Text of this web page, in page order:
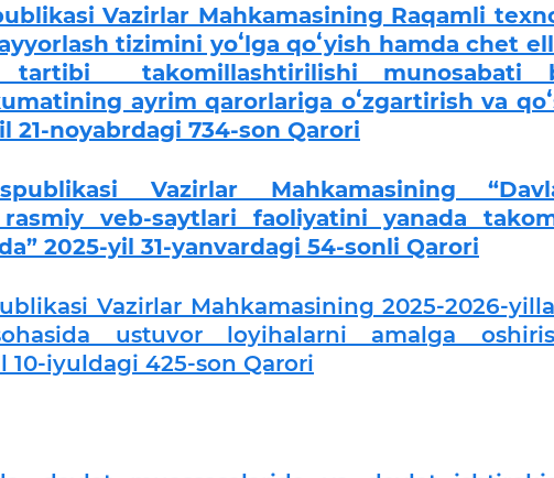
Vazirlar Mahkamasining Raqamli
tizimini yoʻlga qoʻyish hamda chet
tartibi takomillashtirilishi munosabati
ayrim qarorlariga oʻzgartirish va
21-noyabrdagi 734-son Qarori
Vazirlar Mahkamasining
veb-saytlari faoliyatini yanada
2025-yil 31-yanvardagi 54-sonli Qarori
Vazirlar Mahkamasining 2025-2026-
ustuvor loyihalarni amalga
10-iyuldagi 425-son Qarori